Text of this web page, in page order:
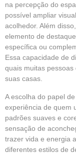
na percepção do
possível ampliar
acolhedor. Além
elemento de
específica ou
Essa capacidade de
quais muitas
suas casas.
A escolha do papel
experiência de quem
padrões suaves e
sensação de
trazer vida e energia
diferentes estilos de